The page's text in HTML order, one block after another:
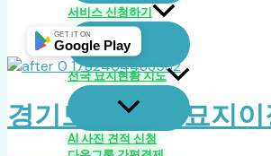
서비스 신청하기
전국 묘지현황 지도
AI 사진 견적 신청
GET IT ON
Google Play
경기도 이천시 묘지